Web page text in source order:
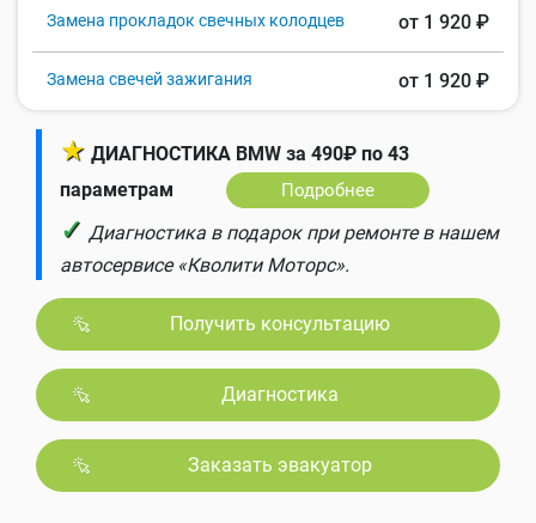
Замена прокладок свечных колодцев от 1 920 ₽
Замена свечей зажигания от 1 920 ₽
★ ДИАГНОСТИКА BMW за 490₽ по 43
параметрам
Подробнее
✓ Диагностика в подарок при ремонте в нашем
автосервисе «Кволити Моторс».
Получить консультацию
Диагностика
Заказать эвакуатор